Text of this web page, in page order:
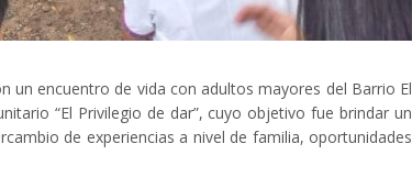
un encuentro de vida con adultos mayores del Barrio El
“El Privilegio de dar”, cuyo objetivo fue brindar un
de experiencias a nivel de familia, oportunidades